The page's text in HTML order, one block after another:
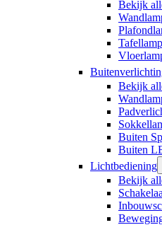
Bekijk
Bekijk
Buiten
Buiten
Lichtbediening
Bekijk